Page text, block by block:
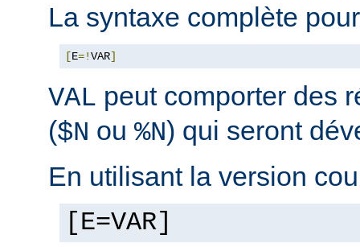
La syntaxe complète
[E=!VAR]
VAL peut comporter des
($N ou %N) qui seront
En utilisant la version
[E=VAR]